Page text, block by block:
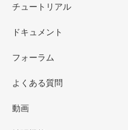
チュートリアル
ドキュメント
フォーラム
よくある質問
動画